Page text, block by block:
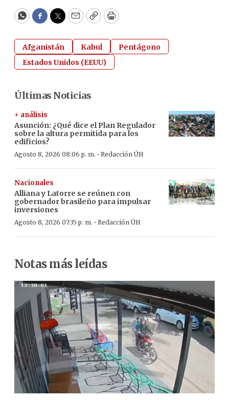
WhatsApp
Facebook
Twitter
EmailCopyPrint
Afganistán Kabul
Pentágono
Estados Unidos (EEUU)
Últimas Noticias
+ análisis
Asunción: ¿Qué dice el Plan Regulador
sobre la altura permitida para los
edificios?
Agosto 8, 2026 08:06 p. m. · Redacción ÚH
Nacionales
Alliana y Latorre se reúnen con
gobernador brasileño para impulsar
inversiones
Agosto 8, 2026 07:35 p. m. · Redacción ÚH
Notas más leídas